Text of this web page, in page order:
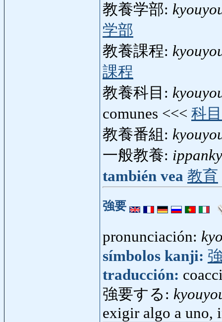
教養学部:
学部
教養課程:
課程
教養科目:
comunes <<< 科目
教養番組:
一般教養:
también vea 教育
強要
pronunciación:
símbolos kanji:
traducción:
強要する:
exigir algo a uno,